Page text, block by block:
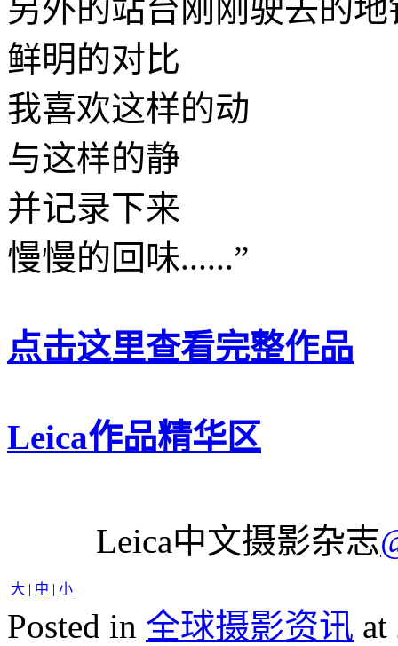
另外的站台刚刚驶去的地
鲜明的对比
我喜欢这样的动
与这样的静
并记录下来
慢慢的回味......”
点击这里查看完整作品
Leica作品精华区
Leica中文摄影杂志
大 | 中 | 小
Posted in 全球摄影资讯 at